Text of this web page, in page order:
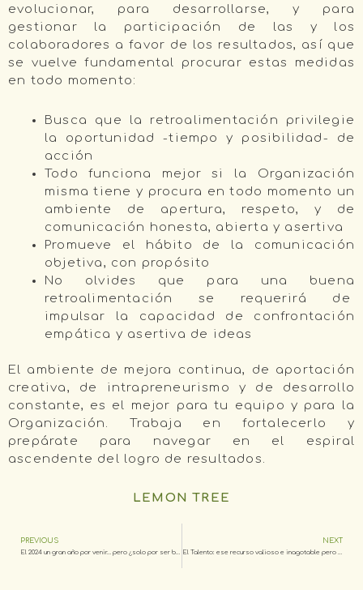
evolucionar, para desarrollarse, y para
gestionar la participación de las y los
colaboradores a favor de los resultados, así que
se vuelve fundamental procurar estas medidas
en todo momento:
Busca que la retroalimentación privilegie
la oportunidad -tiempo y posibilidad- de
acción
Todo funciona mejor si la Organización
misma tiene y procura en todo momento un
ambiente de apertura, respeto, y de
comunicación honesta, abierta y asertiva
Promueve el hábito de la comunicación
objetiva, con propósito
No olvides que para una buena
retroalimentación se requerirá de
impulsar la capacidad de confrontación
empática y asertiva de ideas
El ambiente de mejora continua, de aportación
creativa, de intrapreneurismo y de desarrollo
constante, es el mejor para tu equipo y para la
Organización. Trabaja en fortalecerlo y
prepárate para navegar en el espiral
ascendente del logro de resultados.
LEMON TREE
PREVIOUS
El 2024 un gran año por venir… pero ¿solo por ser bisiesto? o ¿por qué?
NEXT
El Talento: ese recurso valioso e inagotable pero que no cualquiera puede aprovechar